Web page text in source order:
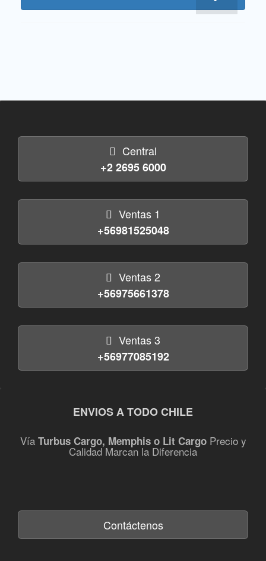
Central
+2 2695 6000
Ventas 1
+56981525048
Ventas 2
+56975661378
Ventas 3
+56977085192
ENVIOS A TODO CHILE
Vía Turbus Cargo, Memphis o Lit CargoPrecio y
Calidad Marcan la Diferencia
Contáctenos